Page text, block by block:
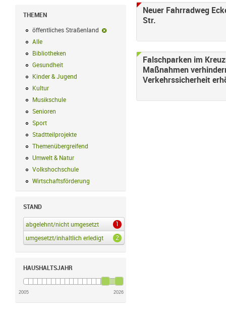
THEMEN
öffentliches Straßenland
Alle
Bibliotheken Bibliotheken Filter anwenden
Gesundheit
Kinder & Jugend
Kinder & Jugend Filter anwenden
Kultur
Musikschule Musikschule Filter anwenden
Senioren
Sport
Stadtteilprojekte
Themenübergreifend
Umwelt & Natur
Volkshochschule
Wirtschaftsförderung
STAND
abgelehnt/nicht umgesetzt 1
abgelehnt/nicht umgesetzt Filter anwenden
umgesetzt/inhaltlich erledigt
2
umgesetzt/inhaltlich erledigt Filter anwenden
HAUSHALTSJAHR
2005 2026
Neuer Fahrradweg
Str.
Falschparken im
Maßnahmen
Verkehrssicherheit